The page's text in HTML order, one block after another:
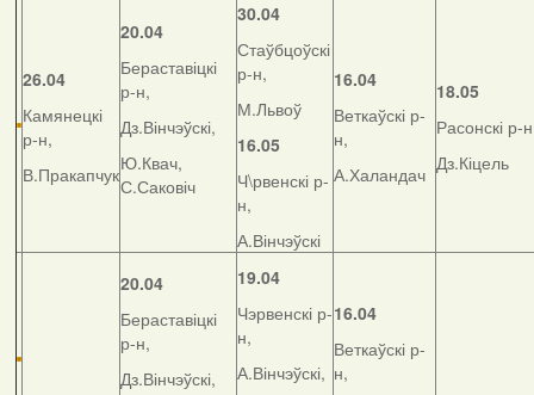
26.04
Камянецкі
р-н,
В.Пракапчук
20.04
Бераставіцкі
р-н,
Дз.Вінчэўскі,
Ю.Квач,
С.Саковіч
30.04
Стаўбцоўскі
р-н,
М.Львоў
16.05
Ч\рвенскі р-
н,
А.Вінчэўскі
16.04
Веткаўскі р-
н,
А.Халандач
18.05
Расонскі р-
Дз.Кіцель
20.04
Бераставіцкі
р-н,
Дз.Вінчэўскі,
19.04
Чэрвенскі р-
н,
А.Вінчэўскі,
16.04
Веткаўскі р-
н,